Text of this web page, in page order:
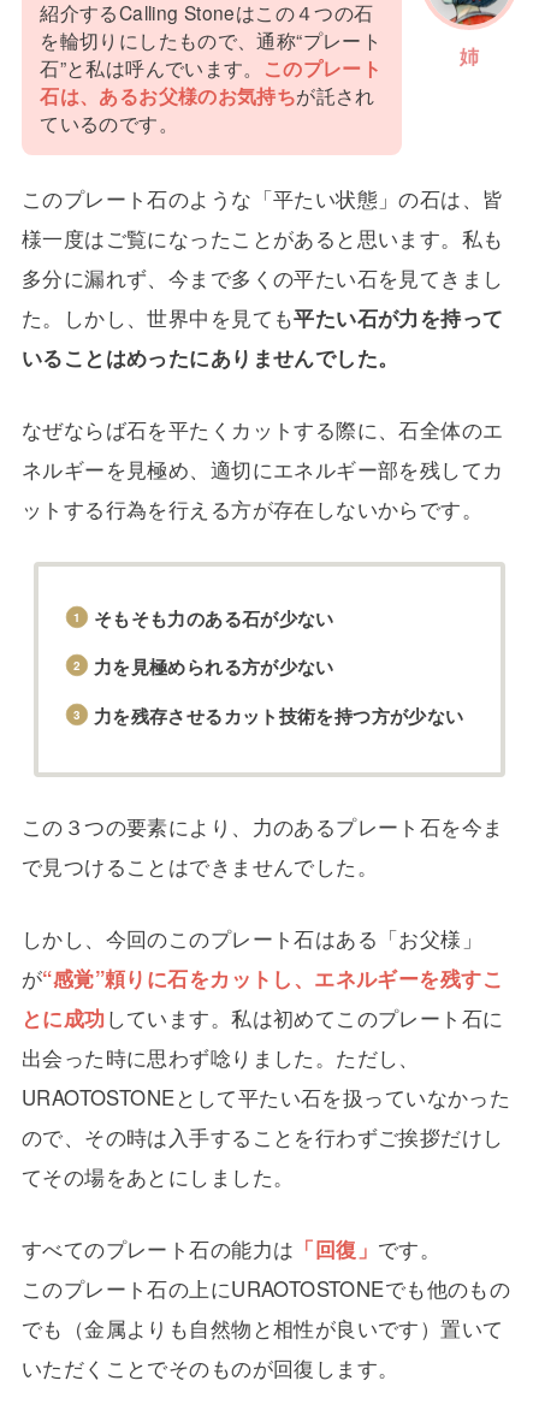
姉
紹介するCalling Stoneはこの４つの石
を輪切りにしたもので、通称“プレート
石”と私は呼んでいます。 このプレート
石は、あるお父様のお気持ちが託され
ているのです。
このプレート石のような「平たい状態」の石は、皆
様一度はご覧になったことがあると思います。私も
多分に漏れず、今まで多くの平たい石を見てきまし
た。しかし、世界中を見ても平たい石が力を持って
いることはめったにありませんでした。
なぜならば石を平たくカットする際に、石全体のエ
ネルギーを見極め、適切にエネルギー部を残してカ
ットする行為を行える方が存在しないからです。
そもそも力のある石が少ない
力を見極められる方が少ない
力を残存させるカット技術を持つ方が少ない
この３つの要素により、力のあるプレート石を今ま
で見つけることはできませんでした。
しかし、今回のこのプレート石はある「お父様」
が“感覚”頼りに石をカットし、エネルギーを残すこ
とに成功 しています。私は初めてこのプレート石に
出会った時に思わず唸りました。ただし、
URAOTOSTONEとして平たい石を扱っていなかった
ので、その時は入手することを行わずご挨拶だけし
てその場をあとにしました。
すべてのプレート石の能力は 「回復」 です。
このプレート石の上にURAOTOSTONEでも他のもの
でも（金属よりも自然物と相性が良いです）置いて
いただくことでそのものが回復します。